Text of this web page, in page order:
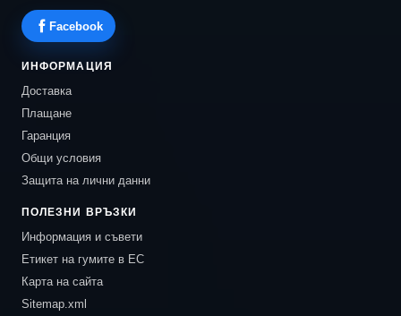
Facebook
ИНФОРМАЦИЯ
Доставка
Плащане
Гаранция
Общи условия
Защита на лични данни
ПОЛЕЗНИ ВРЪЗКИ
Информация и съвети
Етикет на гумите в ЕС
Карта на сайта
Sitemap.xml